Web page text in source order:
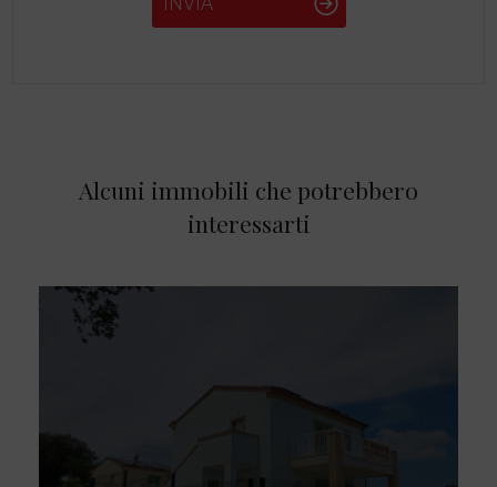
Alcuni immobili che potrebbero
interessarti